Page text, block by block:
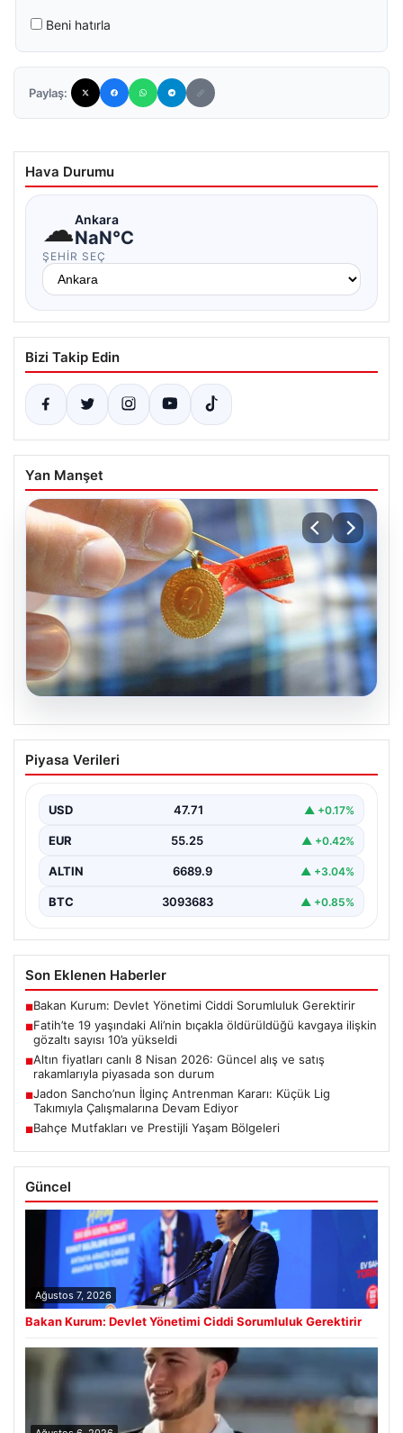
Beni hatırla
Paylaş:
Hava Durumu
☁Ankara
NaN°C
ŞEHIR SEÇ
Bizi Takip Edin
Yan Manşet
05.08.2026
Altın fiyatları canlı 8 Nisan 2026:
Güncel alış ve satış rakamlarıyla
Altın piyasası, son dönemlerde yaşanan jeopolitik
hareketli bir…
Piyasa Verileri
USD 47.71 ▲ +0.17%
EUR 55.25 ▲ +0.42%
ALTIN 6689.9 ▲ +3.04%
BTC 3093683 ▲ +0.85%
Son Eklenen Haberler
■Bakan Kurum: Devlet Yönetimi Ciddi Sorumluluk Gerektirir
■Fatih’te 19 yaşındaki Ali’nin bıçakla öldürüldüğü kavgaya ilişkin
gözaltı sayısı 10’a yükseldi
■Altın fiyatları canlı 8 Nisan 2026: Güncel alış ve satış
rakamlarıyla piyasada son durum
■Jadon Sancho’nun İlginç Antrenman Kararı: Küçük Lig
Takımıyla Çalışmalarına Devam Ediyor
■Bahçe Mutfakları ve Prestijli Yaşam Bölgeleri
Güncel
Ağustos 7, 2026
Bakan Kurum: Devlet Yönetimi Ciddi Sorumluluk Gerektirir